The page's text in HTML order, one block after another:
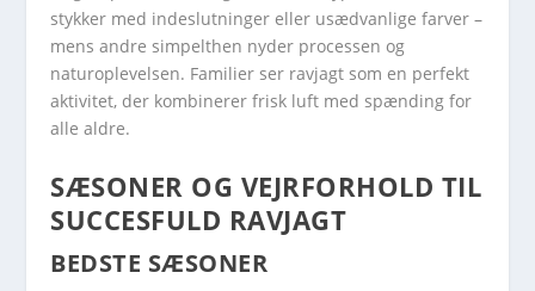
stykker med indeslutninger eller usædvanlige farver –
mens andre simpelthen nyder processen og
naturoplevelsen. Familier ser ravjagt som en perfekt
aktivitet, der kombinerer frisk luft med spænding for
alle aldre.
SÆSONER OG VEJRFORHOLD TIL
SUCCESFULD RAVJAGT
BEDSTE SÆSONER